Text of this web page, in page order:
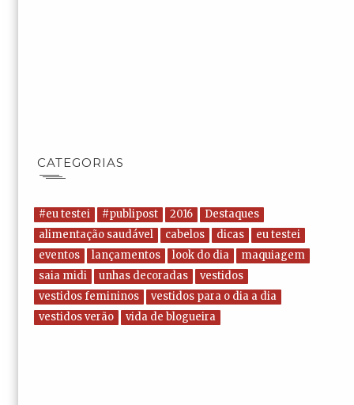
CATEGORIAS
#eu testei #publipost 2016
Destaques
alimentação saudável
cabelos dicas
eu testei
eventos
lançamentos look do dia
maquiagem
saia midi
unhas decoradas
vestidos
vestidos femininos
vestidos para o dia a dia
vestidos verão
vida de blogueira